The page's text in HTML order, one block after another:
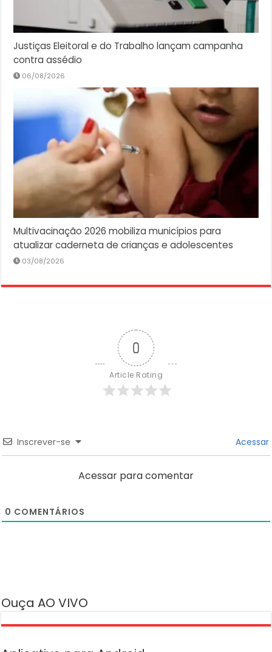
Justiças Eleitoral e do Trabalho lançam campanha
contra assédio
06/08/2026
Multivacinação 2026 mobiliza municípios para
atualizar caderneta de crianças e adolescentes
03/08/2026
0
Article Rating
Inscrever-se Acessar
Acessar para comentar
0 COMENTÁRIOS
Ouça AO VIVO